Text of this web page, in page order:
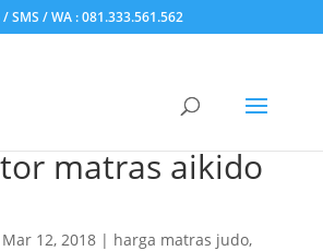
/ SMS / WA : 081.333.561.562
matras aikido
Mar 12, 2018| harga matras judo,